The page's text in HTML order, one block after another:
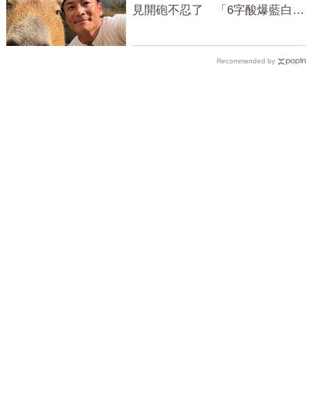
見開砲不忍了 「6字酸爆藍白」
Recommended by